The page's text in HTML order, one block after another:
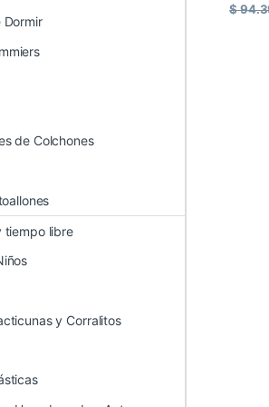
$
Dormir
de Colchones
tiempo libre
y Corralitos